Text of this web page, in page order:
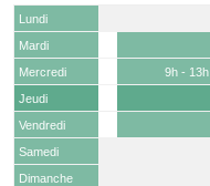
Lundi
Mardi
Mercredi
9h - 13h
Jeudi
Vendredi
Samedi
Dimanche